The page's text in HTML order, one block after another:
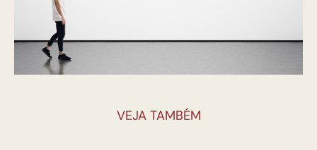
VEJA TAMBÉM